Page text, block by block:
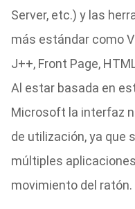
Server, etc.) y las
más estándar como
J++, Front Page,
Al estar basada en
Microsoft la interfaz
de utilización, ya que
múltiples
movimiento del ratón.